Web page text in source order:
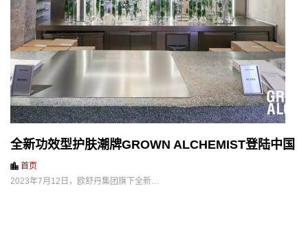
全新功效型护肤潮牌GROWN ALCHEMIST登陆中国
首页
2023年7月12日，欧舒丹集团旗下全新…